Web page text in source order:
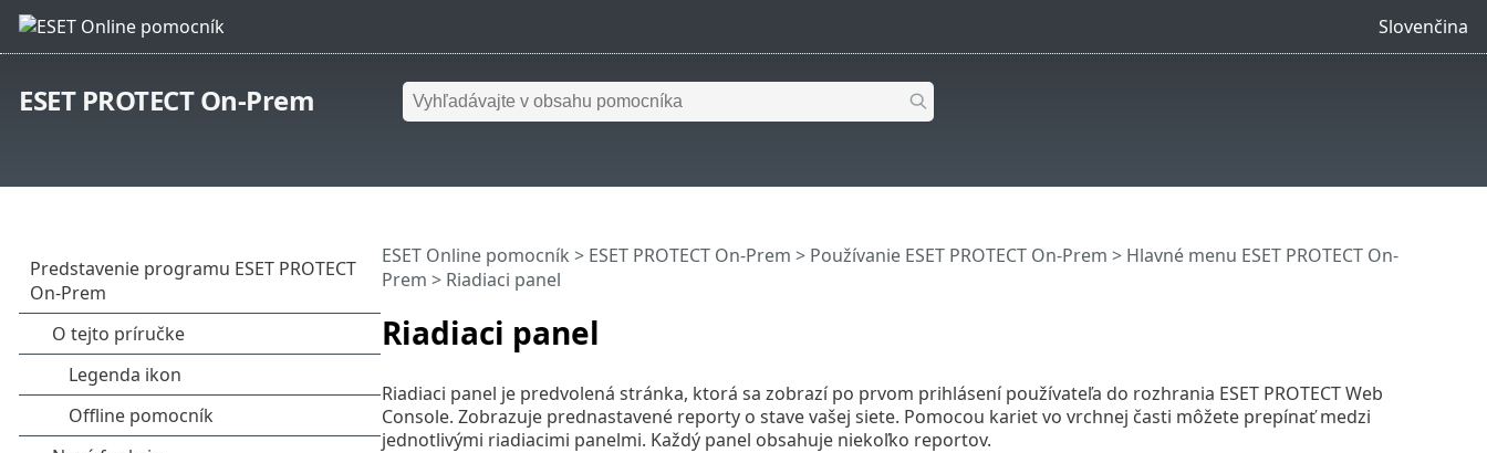
Slovenčina
ESET PROTECT On-Prem
Riadiaci panel
ESET Online pomocník > ESET PROTECT On-Prem > Používanie ESET PROTECT On-Prem > Hlavné menu ESET PROTECT On-
Prem > Riadiaci panel
Riadiaci panel je predvolená stránka, ktorá sa zobrazí po prvom prihlásení používateľa do rozhrania ESET PROTECT Web
Console. Zobrazuje prednastavené reporty o stave vašej siete. Pomocou kariet vo vrchnej časti môžete prepínať medzi
jednotlivými riadiacimi panelmi. Každý panel obsahuje niekoľko reportov.